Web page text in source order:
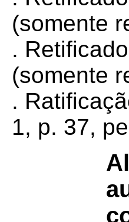
(somente
.
(somente
.
1, p. 37,